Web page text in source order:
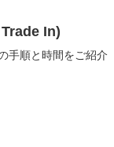
In)
手順と時間をご紹介